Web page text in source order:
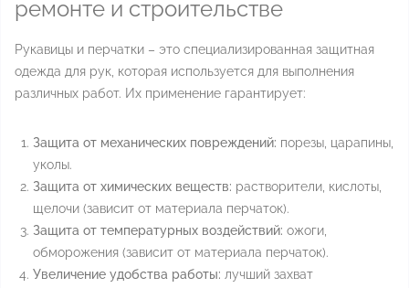
ремонте и строительстве
Рукавицы и перчатки – это специализированная защитная
одежда для рук, которая используется для выполнения
различных работ. Их применение гарантирует:
Защита от механических повреждений: порезы, царапины,
уколы.
Защита от химических веществ: растворители, кислоты,
щелочи (зависит от материала перчаток).
Защита от температурных воздействий: ожоги,
обморожения (зависит от материала перчаток).
Увеличение удобства работы: лучший захват